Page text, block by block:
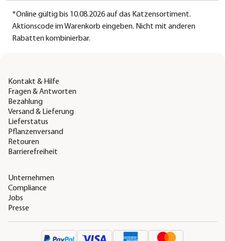
*Online gültig bis 10.08.2026 auf das Katzensortiment.
Aktionscode im Warenkorb eingeben. Nicht mit anderen
Rabatten kombinierbar.
Kontakt & Hilfe
Fragen & Antworten
Bezahlung
Versand & Lieferung
Lieferstatus
Pflanzenversand
Retouren
Barrierefreiheit
Unternehmen
Compliance
Jobs
Presse